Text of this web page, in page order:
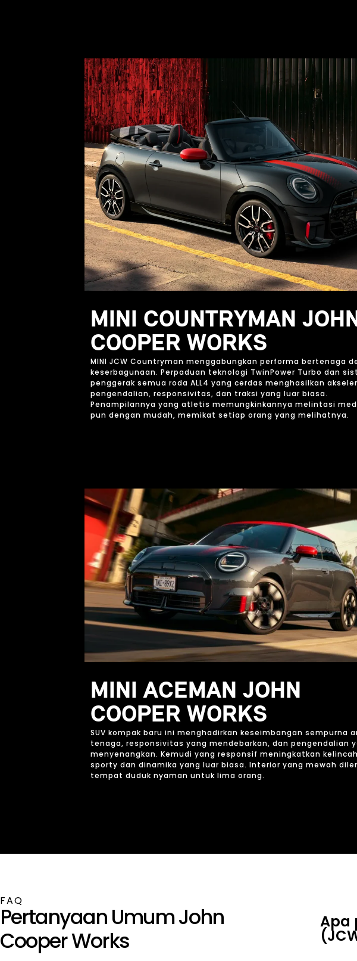
MINI COUNTRYMAN
COOPER WORKS
MINI JCW Countryman menggabungkan performa bertenaga
keserbagunaan. Perpaduan teknologi TwinPower Turbo dan
penggerak semua roda ALL4 yang cerdas menghasilkan
pengendalian, responsivitas, dan traksi yang luar biasa.
Penampilannya yang atletis memungkinkannya melintasi
pun dengan mudah, memikat setiap orang yang melihatnya.
MINI ACEMAN JOHN
COOPER WORKS
SUV kompak baru ini menghadirkan keseimbangan sempurna
tenaga, responsivitas yang mendebarkan, dan pengendalian
menyenangkan. Kemudi yang responsif meningkatkan
sporty dan dinamika yang luar biasa. Interior yang mewah
tempat duduk nyaman untuk lima orang.
FAQ
Pertanyaan Umum John
Cooper Works
Apa